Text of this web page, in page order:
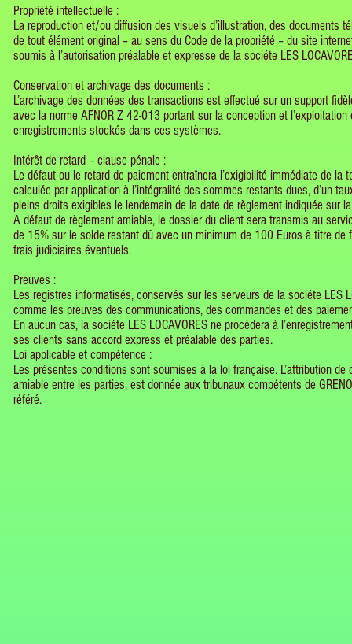
Propriété intellectuelle :
La reproduction et/ou diffusion des visuels d’illustration, des documents
de tout élément original – au sens du Code de la propriété – du site
soumis à l’autorisation préalable et expresse de la sociéte LES
Conservation et archivage des documents :
L’archivage des données des transactions est effectué sur un support
avec la norme AFNOR Z 42-013 portant sur la conception et
enregistrements stockés dans ces systèmes.
Intérêt de retard – clause pénale :
Le défaut ou le retard de paiement entraînera l’exigibilité immédiate de
calculée par application à l’intégralité des sommes restants dues, d’un
pleins droits exigibles le lendemain de la date de règlement indiquée sur
A défaut de règlement amiable, le dossier du client sera transmis au
de 15% sur le solde restant dû avec un minimum de 100 Euros à titre
frais judiciaires éventuels.
Preuves :
Les registres informatisés, conservés sur les serveurs de la sociéte LES
comme les preuves des communications, des commandes et des
En aucun cas, la sociéte LES LOCAVORES ne procèdera à
ses clients sans accord express et préalable des parties.
Loi applicable et compétence :
Les présentes conditions sont soumises à la loi française. L’attribution
amiable entre les parties, est donnée aux tribunaux compétents de
référé.